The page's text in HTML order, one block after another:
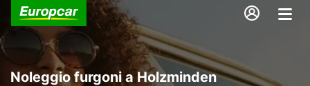
Noleggio furgoni a Holzminden